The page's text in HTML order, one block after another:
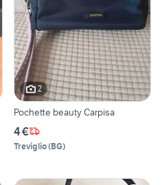
2
Pochette beauty Carpisa
4 €
Treviglio(BG)